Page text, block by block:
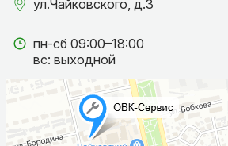
ул.Чайковского, д.3
пн-сб 09:00–18:00
вс: выходной